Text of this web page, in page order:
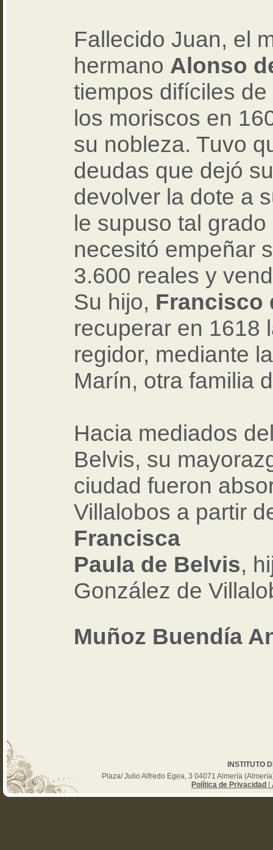
Fallecido Juan, el
hermano Alonso
tiempos difíciles
los moriscos en
su nobleza. Tuvo
deudas que dejó
devolver la dote a
le supuso tal
necesitó empeñar
3.600 reales y
Su hijo, Francisco
recuperar en 1618
regidor, mediante
Marín, otra familia
Hacia mediados
Belvis, su
ciudad fueron
Villalobos a partir
Francisca
Paula de Belvis,
González de
Muñoz Buendía
INSTITUTO
Plaza/ Julio Alfredo Egea, 3 04071 Almería
Política de Privacidad